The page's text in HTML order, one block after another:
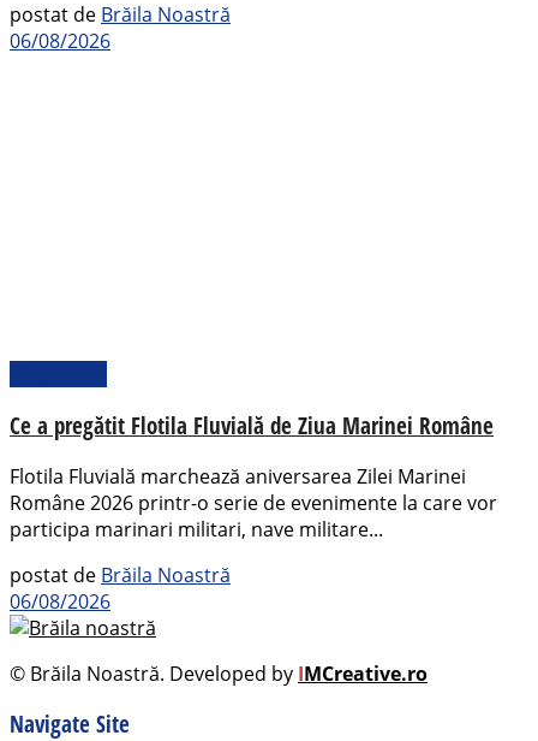
postat de Brăila Noastră
06/08/2026
Ce a pregătit Flotila Fluvială de Ziua Marinei Române
Flotila Fluvială marchează aniversarea Zilei Marinei
Române 2026 printr-o serie de evenimente la care vor
participa marinari militari, nave militare...
postat de Brăila Noastră
06/08/2026
© Brăila Noastră. Developed by IMCreative.ro
Navigate Site